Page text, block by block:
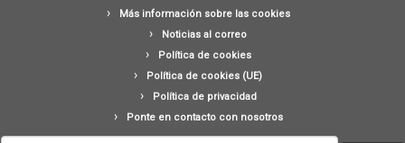
Más información sobre las cookies
Noticias al correo
Política de cookies
Política de cookies (UE)
Política de privacidad
Ponte en contacto con nosotros